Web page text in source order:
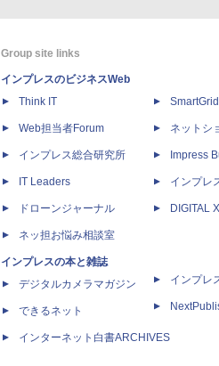
Group site links
インプレスのビジネスWeb
Think IT
Web担当者Forum
インプレス総合研究所
IT Leaders
ドローンジャーナル
ネッ担お悩み相談室
インプレスの本と雑誌
デジタルカメラマガジン
できるネット
インターネット白書ARCHIVES
ネットシ
Impress
インプレ
DIGITAL
インプレ